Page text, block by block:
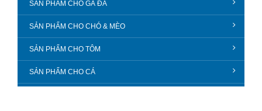
SẢN PHẨM CHO GÀ ĐÁ
SẢN PHẨM CHO CHÓ & MÈO
SẢN PHẨM CHO TÔM
SẢN PHẨM CHO CÁ